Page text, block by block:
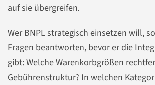
auf sie übergreifen.
Wer BNPL strategisch einsetzen will,
Fragen beantworten, bevor er die
gibt: Welche Warenkorbgrößen
Gebührenstruktur? In welchen